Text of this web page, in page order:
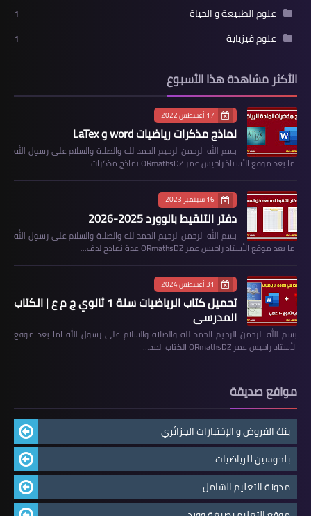
علوم الطبيعة و الحياة
1
علوم فيزياية
1
الأكثر مشاهدة هذا الأسبوع
17 أغسطس 2022
نماذج مذكرات رياضيات word و LaTex
بسم الله الرحمن الرحيم الحمد لله والصلاة والسلام على رسول الله
اما بعد موقع الأستاذ راحيس عمر ORmathsDZ نماذج مذكرات…
16 سبتمبر 2023
دفتر التنقيط بالوورد 2025-2026
بسم الله الرحمن الرحيم الحمد لله والصلاة والسلام على رسول الله
اما بعد موقع الأستاذ راحيس عمر ORmathsDZ عدة نماذج لدف…
31 أغسطس 2024
تحميل كتاب الرياضيات سنة 1 ثانوي ج م ع | الكتاب
المدرسي
بسم الله الرحمن الرحيم الحمد لله والصلاة والسلام على رسول الله اما بعد موقع
الأستاذ راحيس عمر ORmathsDZ الكتاب المد…
مواقع صديقة
بنك الفروض و الإختبارات الجزائري
بلحوسين للرياضيات
مدونة التعليم الشامل